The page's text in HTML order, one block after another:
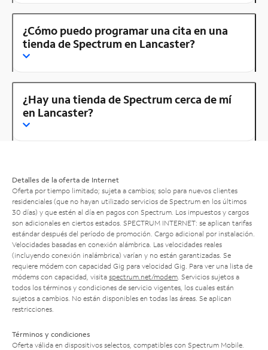
¿Cómo puedo programar una cita en una
tienda de Spectrum en Lancaster?
¿Hay una tienda de Spectrum cerca de mí
en Lancaster?
Detalles de la oferta de Internet
Oferta por tiempo limitado; sujeta a cambios; solo para nuevos clientes
residenciales (que no hayan utilizado servicios de Spectrum en los últimos
30 días) y que estén al día en pagos con Spectrum. Los impuestos y cargos
son adicionales en ciertos estados. SPECTRUM INTERNET: se aplican tarifas
estándar después del período de promoción. Cargo adicional por instalación.
Velocidades basadas en conexión alámbrica. Las velocidades reales
(incluyendo conexión inalámbrica) varían y no están garantizadas. Se
requiere módem con capacidad Gig para velocidad Gig. Para ver una lista de
módems con capacidad, visita spectrum.net/modem . Servicios sujetos a
todos los términos y condiciones de servicio vigentes, los cuales están
sujetos a cambios. No están disponibles en todas las áreas. Se aplican
restricciones.
Términos y condiciones
Oferta válida en dispositivos selectos, compatibles con Spectrum Mobile.